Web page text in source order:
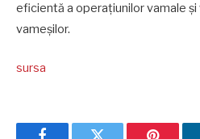
eficientă a operaţiunilor vamale şi
vameşilor.
sursa